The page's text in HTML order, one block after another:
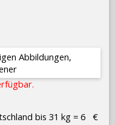
Abbildungen,
bis 31 kg = 6 €